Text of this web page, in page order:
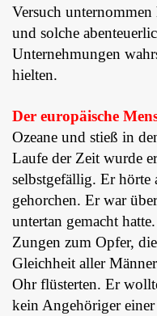
Versuch unternommen
und solche
Unternehmungen
hielten.
Der europäische
Ozeane und stieß in
Laufe der Zeit wurde
selbstgefällig. Er hörte
gehorchen. Er war
untertan gemacht
Zungen zum Opfer,
Gleichheit aller
Ohr flüsterten. Er
kein Angehöriger